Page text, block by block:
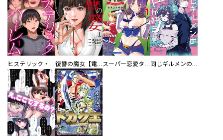
ヒステリック・ハーレム～搾られる男と堕ちる女～【電子単行本版】 復讐の魔女【電子単行本版】 スーパー恋愛タイム！～現場でドＳな彼女は自宅でデレる～ 同じギルメンの声が好き